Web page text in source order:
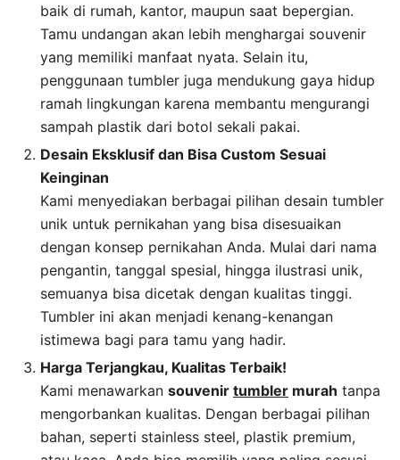
baik di rumah, kantor, maupun saat bepergian.
Tamu undangan akan lebih menghargai souvenir
yang memiliki manfaat nyata. Selain itu,
penggunaan tumbler juga mendukung gaya hidup
ramah lingkungan karena membantu mengurangi
sampah plastik dari botol sekali pakai.
Desain Eksklusif dan Bisa Custom Sesuai
Keinginan
Kami menyediakan berbagai pilihan desain tumbler
unik untuk pernikahan yang bisa disesuaikan
dengan konsep pernikahan Anda. Mulai dari nama
pengantin, tanggal spesial, hingga ilustrasi unik,
semuanya bisa dicetak dengan kualitas tinggi.
Tumbler ini akan menjadi kenang-kenangan
istimewa bagi para tamu yang hadir.
Harga Terjangkau, Kualitas Terbaik!
Kami menawarkan souvenir tumbler murah tanpa
mengorbankan kualitas. Dengan berbagai pilihan
bahan, seperti stainless steel, plastik premium,